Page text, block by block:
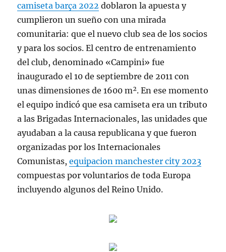
camiseta barça 2022 doblaron la apuesta y
cumplieron un sueño con una mirada
comunitaria: que el nuevo club sea de los socios
y para los socios. El centro de entrenamiento
del club, denominado «Campini» fue
inaugurado el 10 de septiembre de 2011 con
unas dimensiones de 1600 m². En ese momento
el equipo indicó que esa camiseta era un tributo
a las Brigadas Internacionales, las unidades que
ayudaban a la causa republicana y que fueron
organizadas por los Internacionales
Comunistas,equipacion manchester city 2023
compuestas por voluntarios de toda Europa
incluyendo algunos del Reino Unido.